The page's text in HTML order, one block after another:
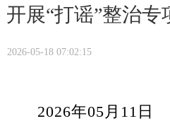
开展“打谣”整治专
2026-05-18 07:02:15
2026年05月11日